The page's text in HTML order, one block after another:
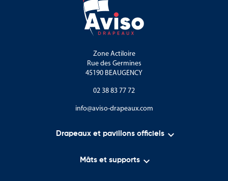
Zone Actiloire
Rue des Germines
45190 BEAUGENCY
02 38 83 77 72
info@aviso-drapeaux.com
Drapeaux et pavillons officiels 
Mâts et supports 